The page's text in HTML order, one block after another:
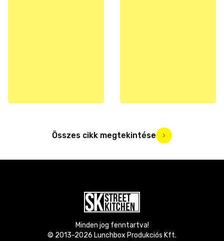
Összes cikk megtekintése
Minden jog fenntartva!
© 2013-2026 Lunchbox Produkciós Kft.